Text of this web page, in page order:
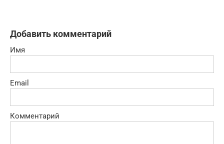
Добавить комментарий
Имя
Email
Комментарий